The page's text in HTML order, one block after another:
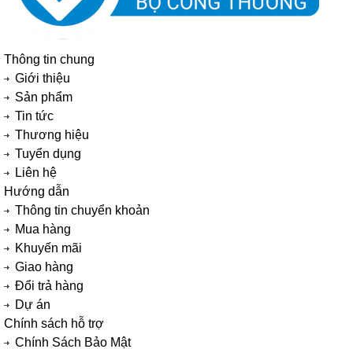
Thông tin chung
Giới thiệu
Sản phẩm
Tin tức
Thương hiệu
Tuyển dụng
Liên hệ
Hướng dẫn
Thông tin chuyển khoản
Mua hàng
Khuyến mãi
Giao hàng
Đổi trả hàng
Dự án
Chính sách hỗ trợ
Chính Sách Bảo Mật